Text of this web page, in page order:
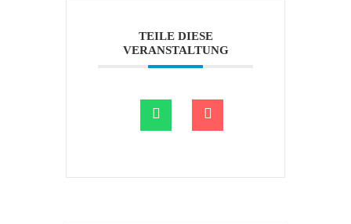
TEILE DIESE
VERANSTALTUNG